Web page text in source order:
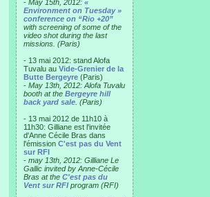
- May 15th, 2012: «
Environment on Tuesday »
conference on “Rio +20”
with screening of some of the
video shot during the last
missions. (Paris)
- 13 mai 2012: stand Alofa
Tuvalu au Vide-Grenier de la
Butte Bergeyre (Paris)
- May 13th, 2012: Alofa Tuvalu
booth at the Bergeyre hill
back yard sale . (Paris)
- 13 mai 2012 de 11h10 à
11h30: Gilliane est l'invitée
d'Anne Cécile Bras dans
l'émission C'est pas du Vent
sur RFI
- may 13th, 2012: Gilliane Le
Gallic invited by Anne-Cécile
Bras at the C'est pas du
Vent sur RFI program (RFI)